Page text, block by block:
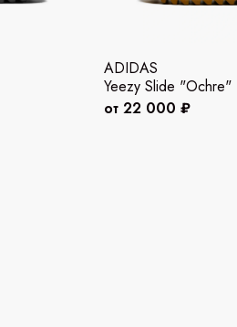
ADIDAS
Yeezy Slide "Ochre"
от 22 000 ₽